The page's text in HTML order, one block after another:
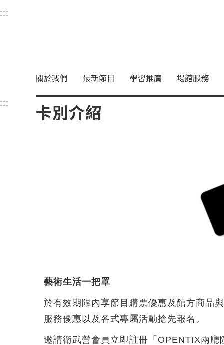
衛武營國家藝術文化中
中央內容區塊，為本頁主要內容區。
:::
關於我們 最新節目 學習推廣 場館服務
::: 中央內容區塊，為本頁主要內容區。
卡別介紹
藝術生活一把罩
於有效期限內享節目購票優惠及館方商品與
服務優惠以及各式專屬活動搶先報名。
邀請衛武營會員立即註冊「OPENTIX兩廳